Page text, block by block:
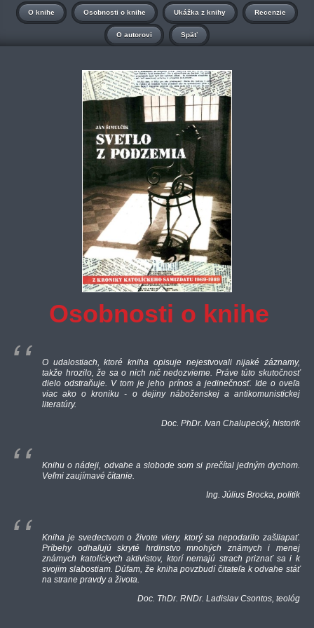
O knihe Osobnosti o knihe Ukážka z knihy Recenzie
O autorovi Späť
Osobnosti o knihe
O udalostiach, ktoré kniha opisuje nejestvovali nijaké záznamy,
takže hrozilo, že sa o nich nič nedozvieme. Práve túto skutočnosť
dielo odstraňuje. V tom je jeho prínos a jedinečnosť. Ide o oveľa
viac ako o kroniku - o dejiny náboženskej a antikomunistickej
literatúry.
Doc. PhDr. Ivan Chalupecký, historik
Knihu o nádeji, odvahe a slobode som si prečítal jedným dychom.
Veľmi zaujímavé čítanie.
Ing. Július Brocka, politik
Kniha je svedectvom o živote viery, ktorý sa nepodarilo zašliapať.
Príbehy odhaľujú skryté hrdinstvo mnohých známych i menej
známych katolíckych aktivistov, ktorí nemajú strach priznať sa i k
svojim slabostiam. Dúfam, že kniha povzbudí čitateľa k odvahe stáť
na strane pravdy a života.
Doc. ThDr. RNDr. Ladislav Csontos, teológ